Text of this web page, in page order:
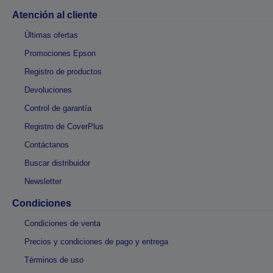
Atención al cliente
Últimas ofertas
Promociones Epson
Registro de productos
Devoluciones
Control de garantía
Registro de CoverPlus
Contáctanos
Buscar distribuidor
Newsletter
Condiciones
Condiciones de venta
Precios y condiciones de pago y entrega
Términos de uso